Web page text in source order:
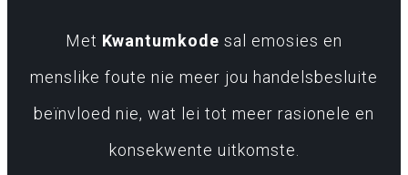
Met Kwantumkode sal emosies en
menslike foute nie meer jou handelsbesluite
beïnvloed nie, wat lei tot meer rasionele en
konsekwente uitkomste.